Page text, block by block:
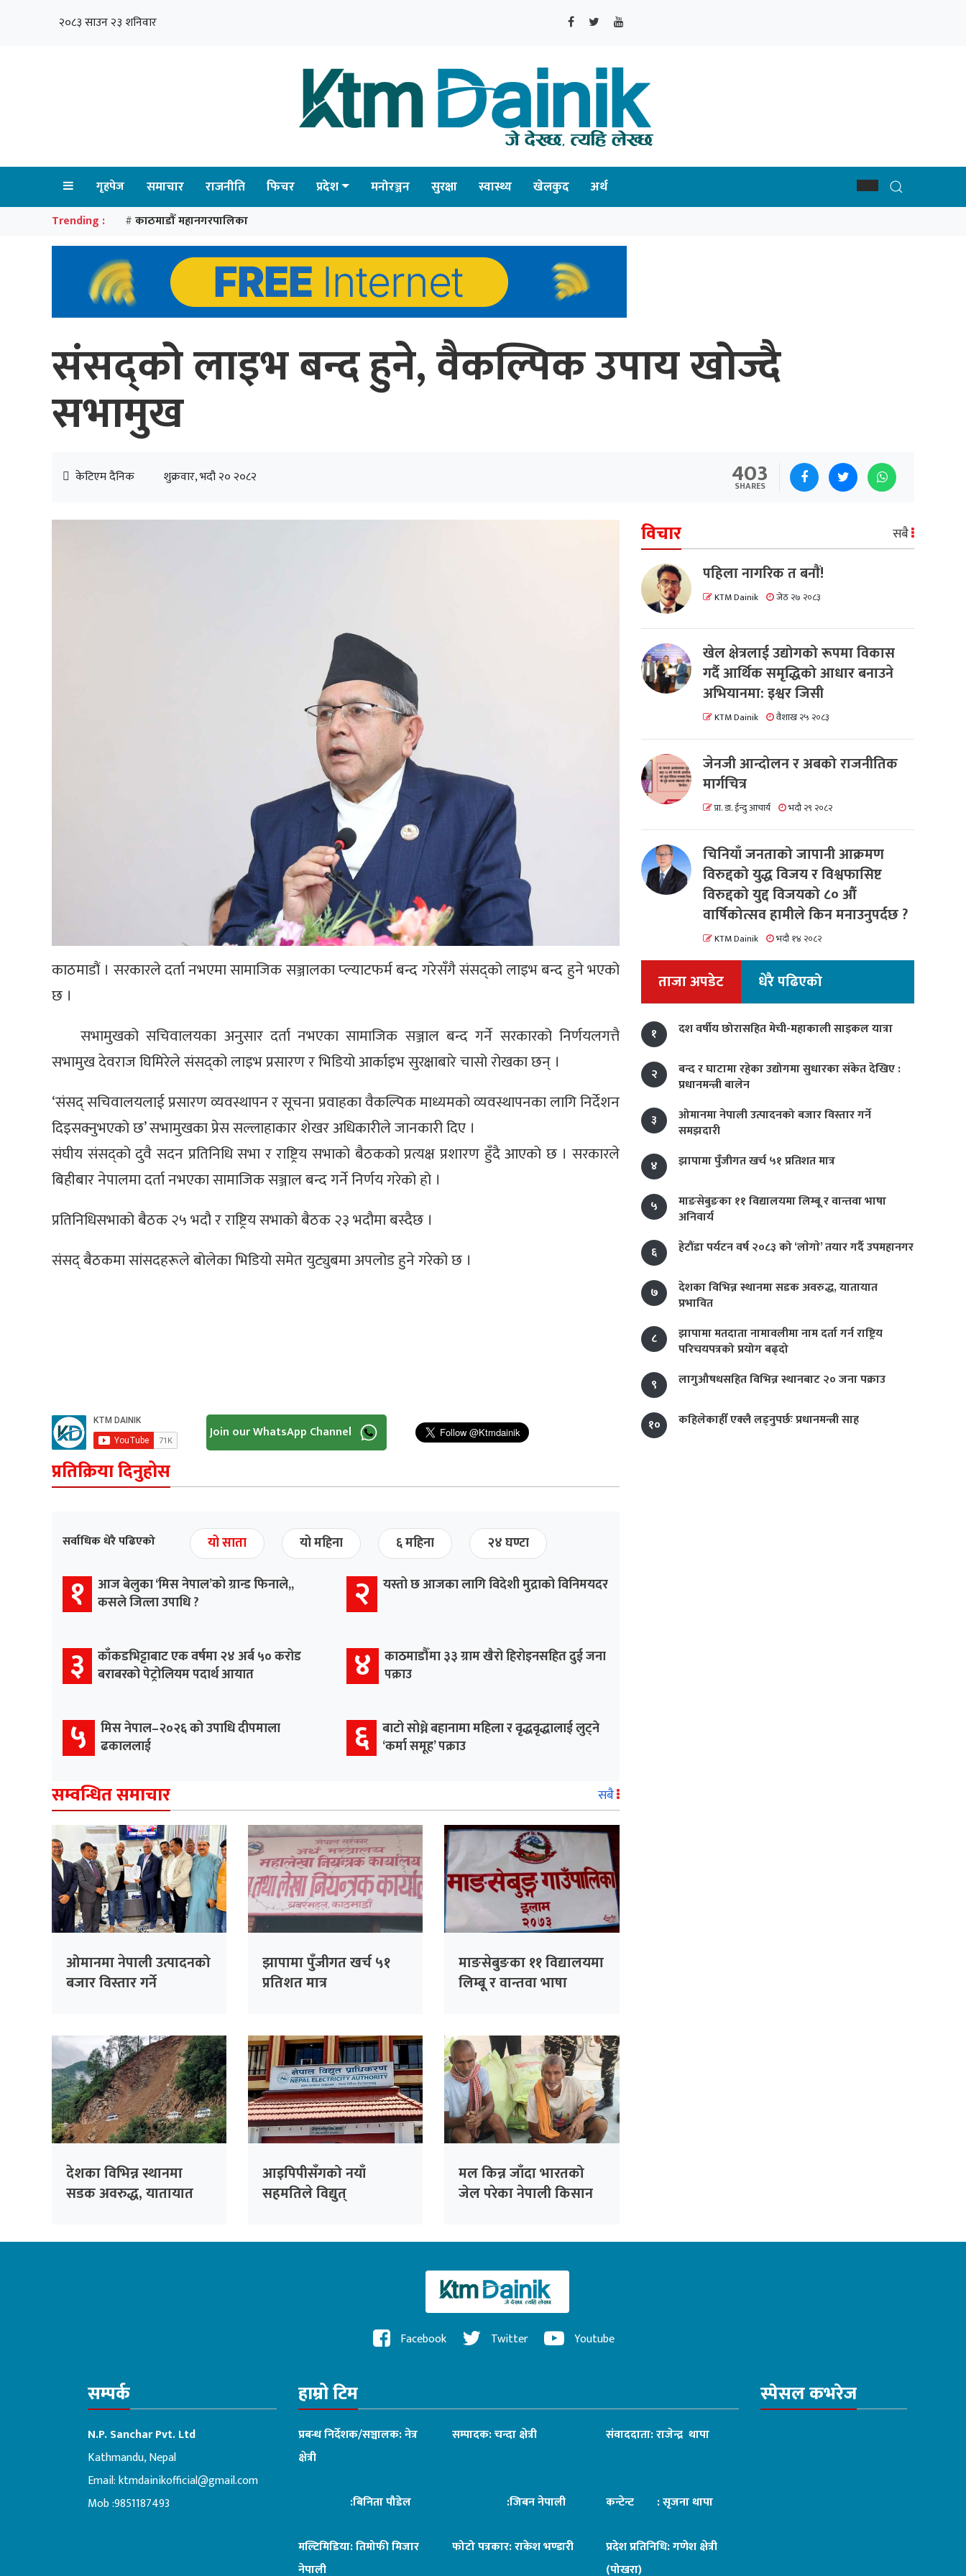
२०८३ साउन २३ शनिवार
गृहपेज समाचार राजनीति फिचर प्रदेश मनोरञ्जन सुरक्षा स्वास्थ्य खेलकुद अर्थ
Trending : # काठमाडौँ महानगरपालिका
संसद्को लाइभ बन्द हुने, वैकल्पिक उपाय खोज्दै
सभामुख
केटिएम दैनिक शुक्रवार, भदौ २० २०८२ 403
SHARES
काठमाडौं । सरकारले दर्ता नभएमा सामाजिक सञ्जालका प्ल्याटफर्म बन्द गरेसँगै संसद्को लाइभ बन्द हुने भएको
छ ।
सभामुखको सचिवालयका अनुसार दर्ता नभएका सामाजिक सञ्जाल बन्द गर्ने सरकारको निर्णयलगत्तै
सभामुख देवराज घिमिरेले संसद्‍को लाइभ प्रसारण र भिडियो आर्काइभ सुरक्षाबारे चासो रोखका छन् ।
‘संसद्‍ सचिवालयलाई प्रसारण व्यवस्थापन र सूचना प्रवाहका वैकल्पिक माध्यमको व्यवस्थापनका लागि निर्देशन
दिइसक्नुभएको छ’ सभामुखका प्रेस सल्लाहाकार शेखर अधिकारीले जानकारी दिए ।
संघीय संसद्को दुवै सदन प्रतिनिधि सभा र राष्ट्रिय सभाको बैठकको प्रत्यक्ष प्रशारण हुँदै आएको छ । सरकारले
बिहीबार नेपालमा दर्ता नभएका सामाजिक सञ्जाल बन्द गर्ने निर्णय गरेको हो ।
प्रतिनिधिसभाको बैठक २५ भदौ र राष्ट्रिय सभाको बैठक २३ भदौमा बस्दैछ ।
संसद् बैठकमा सांसदहरूले बोलेका भिडियो समेत युट्युबमा अपलोड हुने गरेको छ ।
Join our WhatsApp Channel
प्रतिक्रिया दिनुहोस
सर्वाधिक धेरै पढिएको यो साता यो महिना ६ महिना २४ घण्टा
१ आज बेलुका ‘मिस नेपाल’को ग्रान्ड फिनाले,,
कसले जित्ला उपाधि ?
२ यस्तो छ आजका लागि विदेशी मुद्राको विनिमयदर
३ काँकडभिट्टाबाट एक वर्षमा २४ अर्ब ५० करोड
बराबरको पेट्रोलियम पदार्थ आयात
४ काठमाडौँमा ३३ ग्राम खैरो हिरोइनसहित दुई जना
पक्राउ
५ मिस नेपाल–२०२६ को उपाधि दीपमाला
ढकाललाई
६ बाटो सोध्ने बहानामा महिला र वृद्धवृद्धालाई लुट्ने
‘कर्मा समूह’ पक्राउ
सम्वन्धित समाचार सबै
ओमानमा नेपाली उत्पादनको
बजार विस्तार गर्ने
झापामा पुँजीगत खर्च ५१
प्रतिशत मात्र
माङसेबुङका ११ विद्यालयमा
लिम्बू र वान्तवा भाषा
देशका विभिन्न स्थानमा
सडक अवरुद्ध, यातायात
आइपिपीसँगको नयाँ
सहमतिले विद्युत्
मल किन्न जाँदा भारतको
जेल परेका नेपाली किसान
विचार सबै
पहिला नागरिक त बनाैं!
KTM Dainik जेठ २७ २०८३
खेल क्षेत्रलाई उद्योगको रूपमा विकास
गर्दै आर्थिक समृद्धिको आधार बनाउने
अभियानमा: इश्वर जिसी
KTM Dainik वैशाख २५ २०८३
जेनजी आन्दोलन र अबको राजनीतिक
मार्गचित्र
प्रा. डा. ईन्दु आचार्य भदौ २९ २०८२
चिनियाँ जनताको जापानी आक्रमण
विरुद्दको युद्ध विजय र विश्वफासिष्ट
विरुद्दको युद्द विजयको ८० औं
वार्षिकोत्सव हामीले किन मनाउनुपर्दछ ?
KTM Dainik भदौ १४ २०८२
ताजा अपडेट धेरै पढिएको
१ दश वर्षीय छोरासहित मेची-महाकाली साइकल यात्रा
२
बन्द र घाटामा रहेका उद्योगमा सुधारका संकेत देखिए :
प्रधानमन्त्री बालेन
३
ओमानमा नेपाली उत्पादनको बजार विस्तार गर्ने
समझदारी
४
झापामा पुँजीगत खर्च ५१ प्रतिशत मात्र
५
माङसेबुङका ११ विद्यालयमा लिम्बू र वान्तवा भाषा
अनिवार्य
६
हेटौंडा पर्यटन वर्ष २०८३ को ‘लाेगाे’ तयार गर्दै उपमहानगर
७
देशका विभिन्न स्थानमा सडक अवरुद्ध, यातायात
प्रभावित
८
झापामा मतदाता नामावलीमा नाम दर्ता गर्न राष्ट्रिय
परिचयपत्रको प्रयोग बढ्दो
९
लागुऔषधसहित विभिन्न स्थानबाट २० जना पक्राउ
१० कहिलेकाहीँ एक्लै लड्नुपर्छः प्रधानमन्त्री साह
Facebook Twitter Youtube
सम्पर्क
N.P. Sanchar Pvt. Ltd
Kathmandu, Nepal
Email:ktmdainikofficial@gmail.com
Mob :9851187493
हाम्रो टिम
प्रबन्ध निर्देशक/सञ्चालक: नेत्र
क्षेत्री
सम्पादक: चन्दा क्षेत्री संवाददाता: राजेन्द्र थापा
:बिनिता पौडेल :जिबन नेपाली कन्टेन्ट : सृजना थापा
मल्टिमिडिया: तिमोफी मिजार
नेपाली
फोटो पत्रकार: राकेश भण्डारी
प्रदेश प्रतिनिधि: गणेश क्षेत्री
(पोखरा)
स्पेसल कभरेज